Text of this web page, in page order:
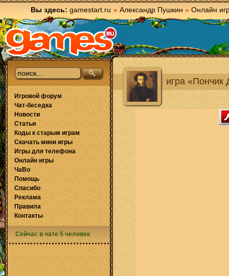
Вы здесь: gamestart.ru » Александр Пушкин » Онлайн
игра «Пончик
Игровой форум
Чат-беседка
Новости
Статьи
Коды к старым играм
Скачать мини игры
Игры для телефона
Онлайн игры
ЧаВо
Помощь
Спасибо
Реклама
Правила
Контакты
Сейчас в чате 5 человек